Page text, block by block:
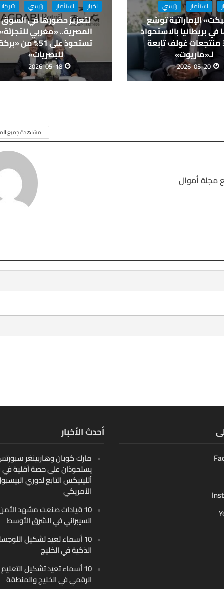
استثمار رئيسي
الإماراتية توسّع
بريطانيا بالاستحواذ
على 3 منتجعات غولف تابعة
لـ«ماريوت»
2026-05-20
اخبار استثمار رئيسي
لتعزيز حضورها في السوق
المصرية.. «مغربي
تستحوذ على 51% من
للبصريات»
2026-05-18
مشاهدة جميع
مجلة أموال
أحدث الأخبار
مارك كوبان وهاربينغر سبورتس
يستحوذان على حصة أقلية في
أثليتيكس التابع لدوري
الأمريكي
10 قيادات صنعت مشهد
السيبراني في الشرق الأوسط
10 أسماء تعيد تشكيل
الذكية في الخليج
10 أسماء تعيد تشكيل التعليم
الرقمي في الخليج والمنطقة